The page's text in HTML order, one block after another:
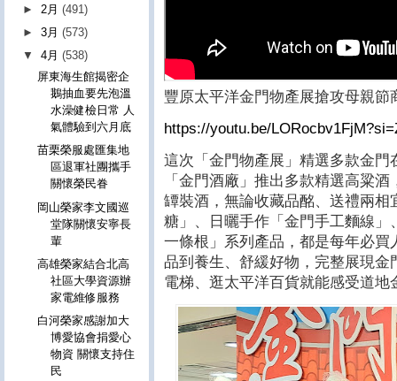
豐原太平洋金門物產展搶攻母親節
https://youtu.be/
這次「金門物產展」精選多款金
「金門酒廠」推出多款精選高粱
罈裝酒，無論收藏品酩、送禮兩
糖」、日曬手作「金門手工麵線
一條根」系列產品，都是每年必
品到養生、舒緩好物，完整展現
電梯、逛太平洋百貨就能感受道地
► 2月(491)
►3月(573)
▼4月(538)
屏東海生館揭密企
鵝抽血要先泡溫
水澡健檢日常 人
氣體驗到六月底
苗栗榮服處匯集地
區退軍社團攜手
關懷榮民眷
岡山榮家李文國巡
堂隊關懷安寧長
輩
高雄榮家結合北高
社區大學資源辦
家電維修服務
白河榮家感謝加大
博愛協會捐愛心
物資 關懷支持住
民